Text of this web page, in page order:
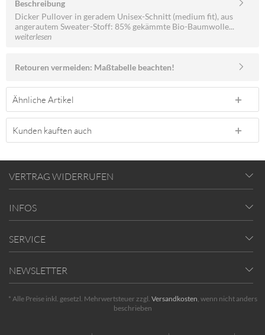
Beschreibung
Dicker Pullover in geradem Unisex-Schnitt (medium fit), aus
angerautem Sweater-Stoff: 85% gekämmte Bio-Baumwolle...
weiterlesen
Retouren vermeiden: Maßtabelle beachten!
Ähnliche Artikel
Kunden kauften auch
VERTRAG WIDERRUFEN
INFOS
SERVICE
NEWSLETTER
* Alle Preise inkl. gesetzl. Mehrwertsteuer zzgl. Versandkosten, wenn nicht anders
beschrieben